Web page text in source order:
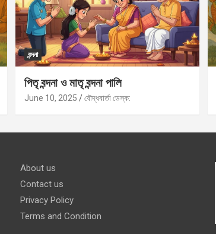
বন্দনা
পিতৃ বন্দনা ও মাতৃ বন্দনা পালি
June 10, 2025 বৌদ্ধবার্তা ডেস্ক:
About us
Contact us
Privacy Policy
Terms and Condition